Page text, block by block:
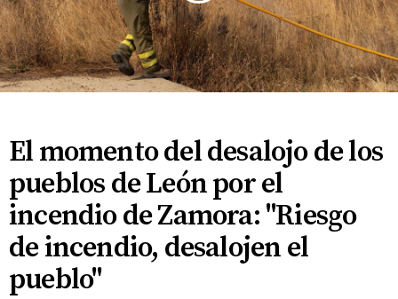
El momento del desalojo de los
pueblos de León por el
incendio de Zamora: "Riesgo
de incendio, desalojen el
pueblo"